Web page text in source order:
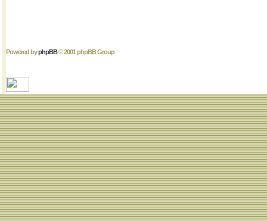
Powered byphpBB© 2001 phpBB Group